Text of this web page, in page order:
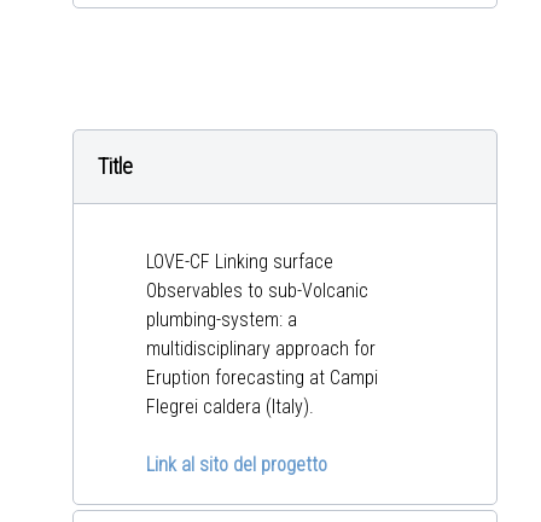
Title
LOVE-CF Linking surface
Observables to sub-Volcanic
plumbing-system: a
multidisciplinary approach for
Eruption forecasting at Campi
Flegrei caldera (Italy).
Link al sito del progetto